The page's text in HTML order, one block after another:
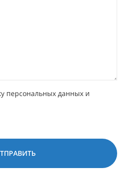
персональных данных и